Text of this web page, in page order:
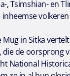
, Tsimshian- en
volkeren
Mug in Sitka
die de oorsprong
National